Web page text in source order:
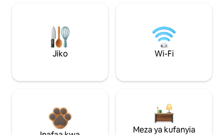
Jiko Wi-Fi
Meza ya kufanyia